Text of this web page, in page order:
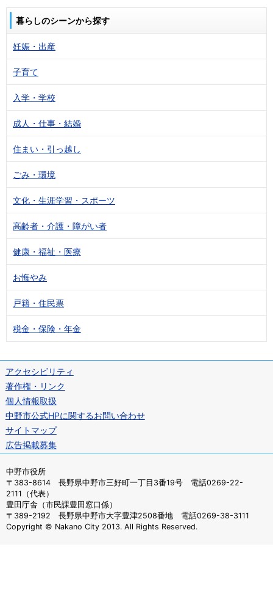
暮らしのシーンから探す
妊娠・出産
子育て
入学・学校
成人・仕事・結婚
住まい・引っ越し
ごみ・環境
文化・生涯学習・スポーツ
高齢者・介護・障がい者
健康・福祉・医療
お悔やみ
戸籍・住民票
税金・保険・年金
アクセシビリティ
著作権・リンク
個人情報取扱
中野市公式HPに関するお問い合わせ
サイトマップ
広告掲載募集
中野市役所
〒383-8614 長野県中野市三好町一丁目3番19号 電話0269-22-
2111（代表）
豊田庁舎（市民課豊田窓口係）
〒389-2192 長野県中野市大字豊津2508番地 電話0269-38-3111
Copyright © Nakano City 2013. All Rights Reserved.